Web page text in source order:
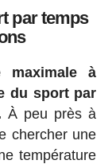
par temps
maximale à
du sport par
À peu près à
chercher une
température